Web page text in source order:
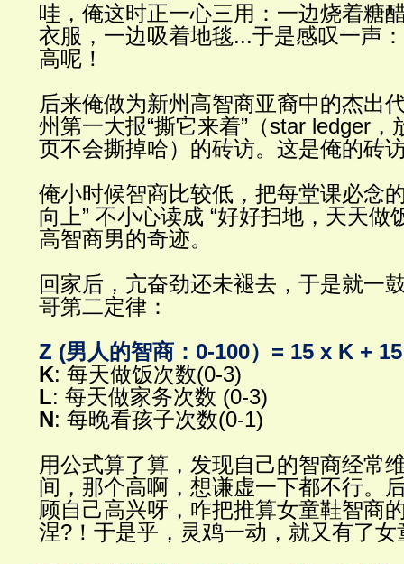
哇，俺这时正一心三用：一边烧着糖
衣服，一边吸着地毯...于是感叹一声
高呢！
后来俺做为新州高智商亚裔中的杰出
州第一大报“撕它来着” （star ledger
页不会撕掉哈）的砖访。这是俺的砖
俺小时候智商比较低，把每堂课必念
向上” 不小心读成 “好好扫地，天天做
高智商男的奇迹。
回家后，亢奋劲还未褪去，于是就一
哥第二定律：
Z (男人的智商： 0-100） = 15 x K +
K: 每天做饭次数(0-3)
L: 每天做家务次数 (0-3)
N: 每晚看孩子次数(0-1)
用公式算了算，发现自己的智商经常
间，那个高啊，想谦虚一下都不行。
顾自己高兴呀，咋把推算女童鞋智商
涅? ！于是乎，灵鸡一动，就又有了